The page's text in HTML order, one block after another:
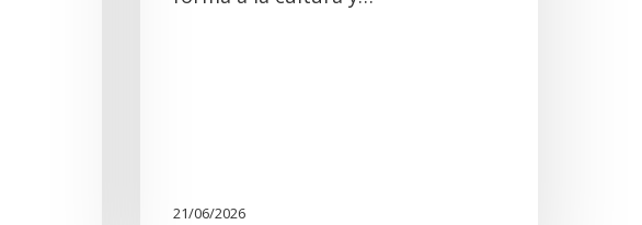
21/06/2026